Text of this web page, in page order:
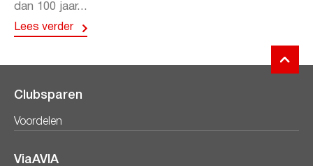
dan 100 jaar...
Lees verder
Clubsparen
Voordelen
ViaAVIA